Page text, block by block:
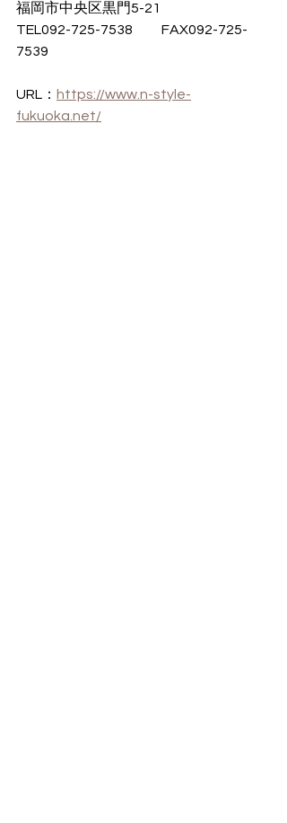
福岡市中央区黒門5-21
TEL092-725-7538　　FAX092-725-
7539
URL： https://www.n-style-
fukuoka.net/